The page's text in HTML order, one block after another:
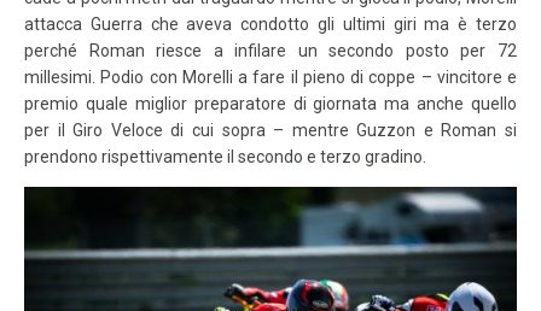
attacca Guerra che aveva condotto gli ultimi giri ma è terzo
perché Roman riesce a infilare un secondo posto per 72
millesimi. Podio con Morelli a fare il pieno di coppe – vincitore e
premio quale miglior preparatore di giornata ma anche quello
per il Giro Veloce di cui sopra – mentre Guzzon e Roman si
prendono rispettivamente il secondo e terzo gradino.